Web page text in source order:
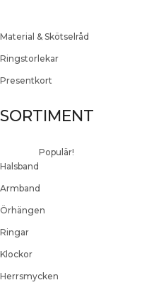
Material & Skötselråd
Ringstorlekar
Presentkort
SORTIMENT
Halsband
Populär!
Armband
Örhängen
Ringar
Klockor
Herrsmycken